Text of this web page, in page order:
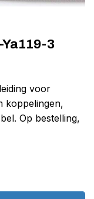
Ya119-3
voor
koppelingen,
Op bestelling,